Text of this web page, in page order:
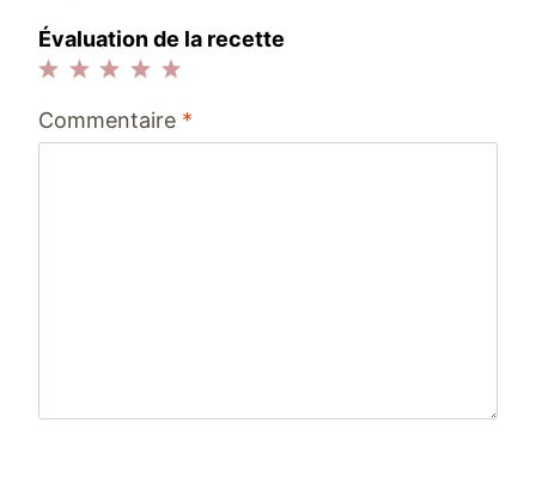
Évaluation de la recette
étoiles
étoiles
étoiles
étoiles
étoile
Commentaire *